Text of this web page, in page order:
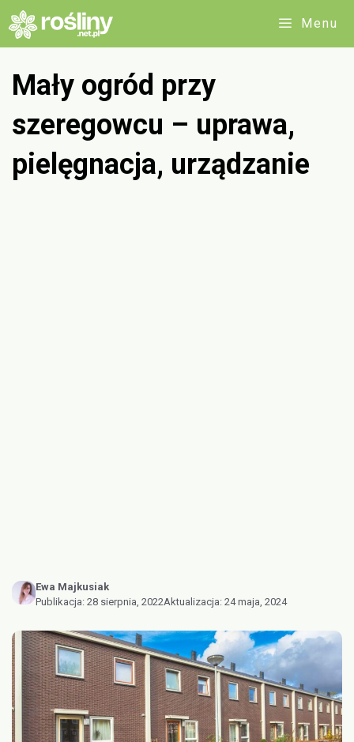
Przejdź
do
Menu
Mały ogród przy
szeregowcu – uprawa,
pielęgnacja, urządzanie
Ewa Majkusiak
Publikacja: 28 sierpnia, 2022Aktualizacja: 24 maja, 2024